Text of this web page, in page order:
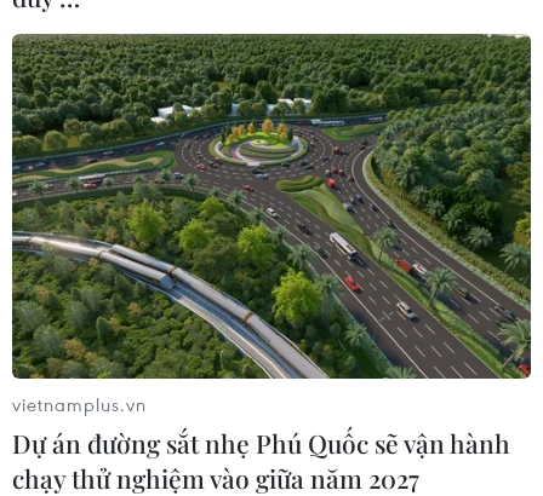
vietnamplus.vn
Dự án đường sắt nhẹ Phú Quốc sẽ vận hành
chạy thử nghiệm vào giữa năm 2027